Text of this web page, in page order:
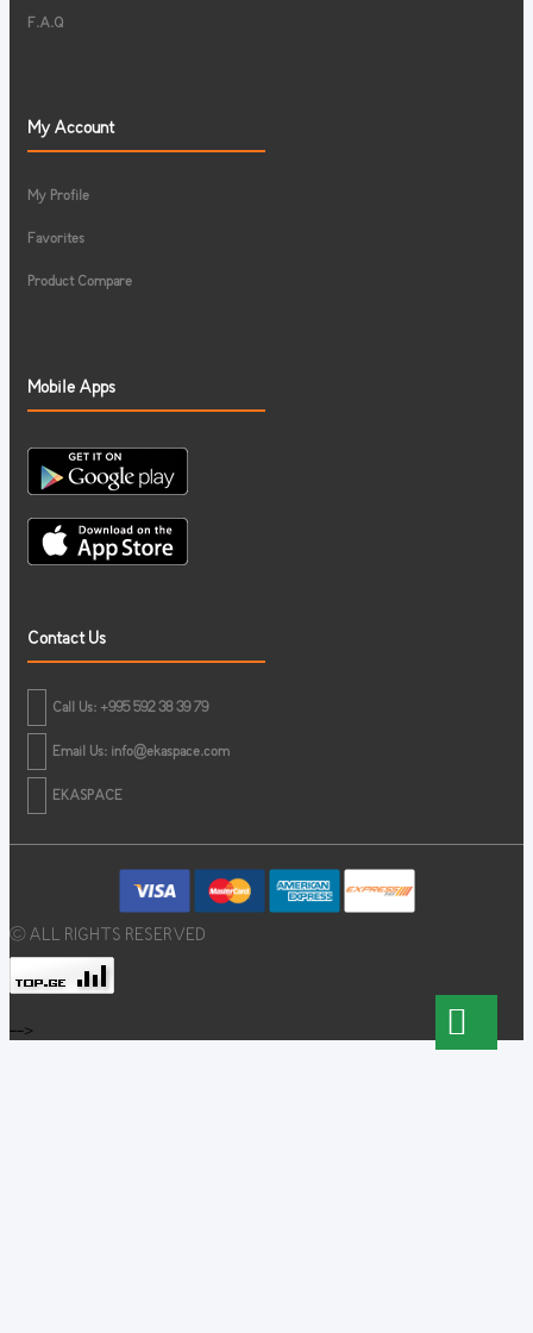
F.A.Q
My Account
My Profile
Favorites
Product Compare
Mobile Apps
Contact Us
Call Us: +995 592 38 39 79
Email Us: info@ekaspace.com
EKASPACE
© ALL RIGHTS RESERVED
-->